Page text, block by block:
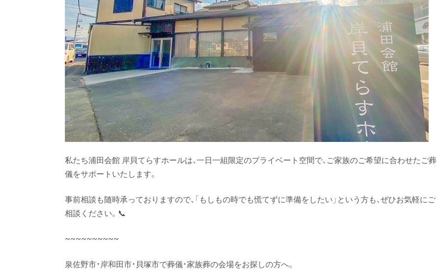
私たち浦田会館 岸貝てらすホールは、一日一組限定のプライベート空間で、ご家族のご希望に合わせたご葬
儀をサポートいたします。
事前相談も随時承っておりますので、「もしもの時でも慌てずに準備をしたい」という方も、ぜひお気軽にご
相談ください。📞
~~~~~~~~~~
泉佐野市・岸和田市・貝塚市で葬儀・家族葬の会場をお探しの方へ。